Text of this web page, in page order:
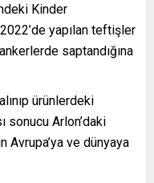
Kinder
yapılan teftişler
saptandığına
ürünlerdeki
sonucu Arlon’daki
Avrupa’ya ve dünyaya